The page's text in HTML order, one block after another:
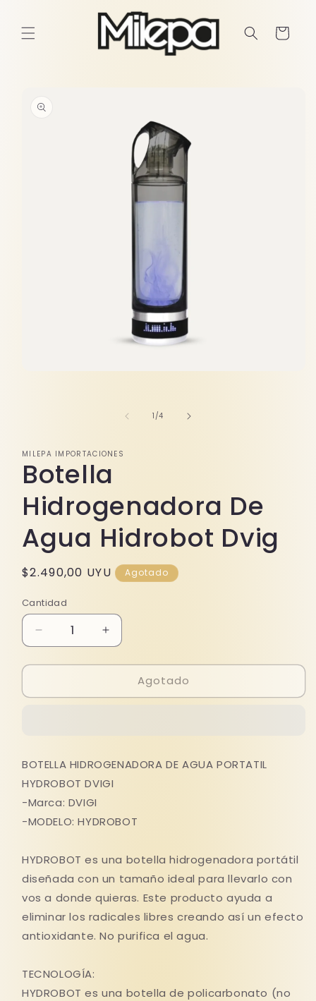
al contenido
Carrito
información
modal
1 /de
4
MILEPA IMPORTACIONES
Botella
Hidrogenadora De
Agua Hidrobot Dvig
Precio
$2.490,00 UYU Agotado
Cantidad
Reducir
cantidad
para
Hidrogenadora
Aumentar
cantidad
para
Botella
Hidrogenadora
Agotado
BOTELLA HIDROGENADORA DE AGUA PORTATIL
HYDROBOT DVIGI
-Marca: DVIGI
-MODELO: HYDROBOT
HYDROBOT es una botella hidrogenadora portátil
diseñada con un tamaño ideal para llevarlo con
vos a donde quieras. Este producto ayuda a
eliminar los radicales libres creando así un efecto
antioxidante. No purifica el agua.
TECNOLOGÍA:
HYDROBOT es una botella de policarbonato (no